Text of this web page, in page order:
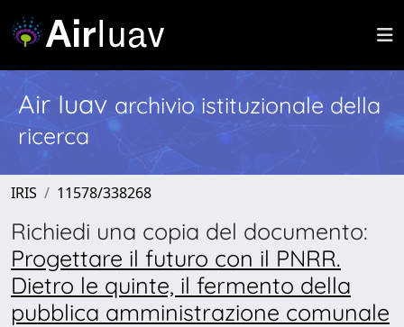
Air Iuav archivio istituzionale della
ricerca
IRIS 11578/338268
Richiedi una copia del documento:
Progettare il futuro con il PNRR.
Dietro le quinte, il fermento della
pubblica amministrazione comunale